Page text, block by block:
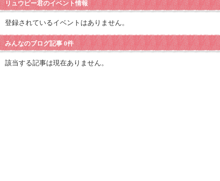
リュウピー君のイベント情報
登録されているイベントはありません。
みんなのブログ記事 0件
該当する記事は現在ありません。